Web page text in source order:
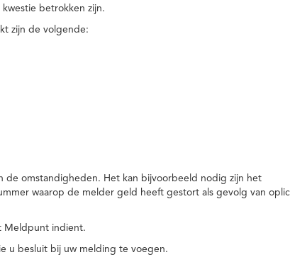
betrokken zijn.
zijn de volgende:
omstandigheden. Het kan bijvoorbeeld nodig zijn het
waarop de melder geld heeft gestort als gevolg van
Meldpunt indient.
u besluit bij uw melding te voegen.